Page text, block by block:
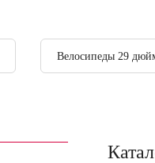
Велосипеды 29